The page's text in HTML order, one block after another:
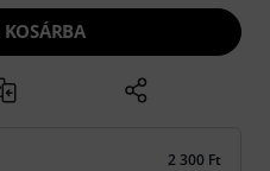
KOSÁRBA
2 300 Ft